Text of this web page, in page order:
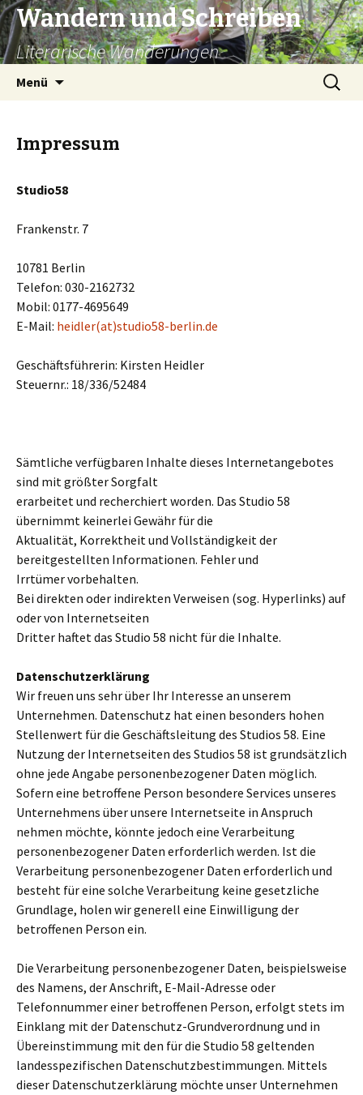
Wandern und Schreiben
Literarische Wanderungen
Menü
Suche
nach:
Impressum
Studio58
Frankenstr. 7
10781 Berlin
Telefon: 030-2162732
Mobil: 0177-4695649
E-Mail: heidler(at)studio58-berlin.de
Geschäftsführerin: Kirsten Heidler
Steuernr.: 18/336/52484
Sämtliche verfügbaren Inhalte dieses Internetangebotes
sind mit größter Sorgfalt
erarbeitet und recherchiert worden. Das Studio 58
übernimmt keinerlei Gewähr für die
Aktualität, Korrektheit und Vollständigkeit der
bereitgestellten Informationen. Fehler und
Irrtümer vorbehalten.
Bei direkten oder indirekten Verweisen (sog. Hyperlinks) auf
oder von Internetseiten
Dritter haftet das Studio 58 nicht für die Inhalte.
Datenschutzerklärung
Wir freuen uns sehr über Ihr Interesse an unserem
Unternehmen. Datenschutz hat einen besonders hohen
Stellenwert für die Geschäftsleitung des Studios 58. Eine
Nutzung der Internetseiten des Studios 58 ist grundsätzlich
ohne jede Angabe personenbezogener Daten möglich.
Sofern eine betroffene Person besondere Services unseres
Unternehmens über unsere Internetseite in Anspruch
nehmen möchte, könnte jedoch eine Verarbeitung
personenbezogener Daten erforderlich werden. Ist die
Verarbeitung personenbezogener Daten erforderlich und
besteht für eine solche Verarbeitung keine gesetzliche
Grundlage, holen wir generell eine Einwilligung der
betroffenen Person ein.
Die Verarbeitung personenbezogener Daten, beispielsweise
des Namens, der Anschrift, E-Mail-Adresse oder
Telefonnummer einer betroffenen Person, erfolgt stets im
Einklang mit der Datenschutz-Grundverordnung und in
Übereinstimmung mit den für die Studio 58 geltenden
landesspezifischen Datenschutzbestimmungen. Mittels
dieser Datenschutzerklärung möchte unser Unternehmen